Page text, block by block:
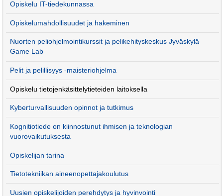
Opiskelu IT-tiedekunnassa
Opiskelumahdollisuudet ja hakeminen
Nuorten peliohjelmointikurssit ja pelikehityskeskus Jyväskylä
Game Lab
Pelit ja pelillisyys -maisteriohjelma
Opiskelu tietojenkäsittelytieteiden laitoksella
Kyberturvallisuuden opinnot ja tutkimus
Kognitiotiede on kiinnostunut ihmisen ja teknologian
vuorovaikutuksesta
Opiskelijan tarina
Tietotekniikan aineenopettajakoulutus
Uusien opiskelijoiden perehdytys ja hyvinvointi